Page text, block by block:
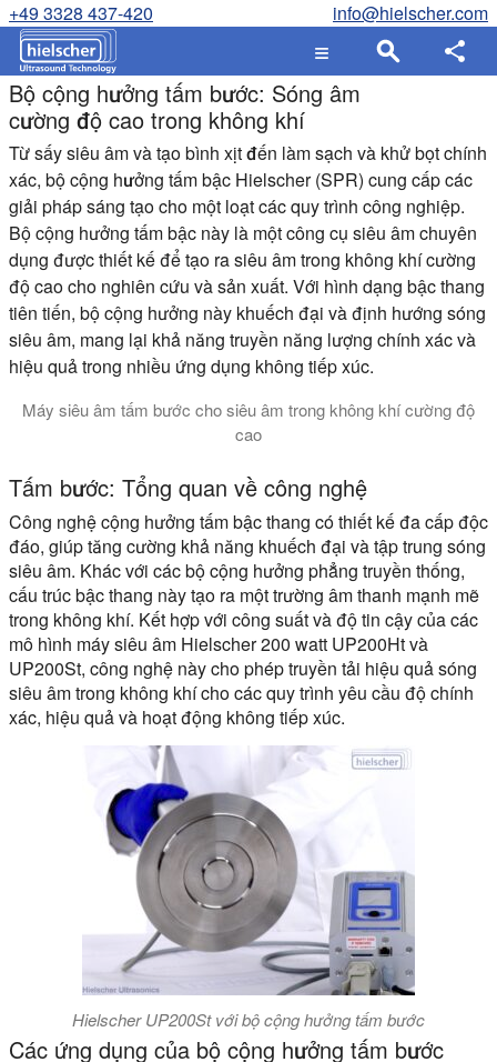
+49 3328 437-420 info@hielscher.com
Bộ cộng hưởng tấm bước: Sóng âm
cường độ cao trong không khí
Từ sấy siêu âm và tạo bình xịt đến làm sạch và khử bọt chính
xác, bộ cộng hưởng tấm bậc Hielscher (SPR) cung cấp các
giải pháp sáng tạo cho một loạt các quy trình công nghiệp.
Bộ cộng hưởng tấm bậc này là một công cụ siêu âm chuyên
dụng được thiết kế để tạo ra siêu âm trong không khí cường
độ cao cho nghiên cứu và sản xuất. Với hình dạng bậc thang
tiên tiến, bộ cộng hưởng này khuếch đại và định hướng sóng
siêu âm, mang lại khả năng truyền năng lượng chính xác và
hiệu quả trong nhiều ứng dụng không tiếp xúc.
Máy siêu âm tấm bước cho siêu âm trong không khí cường độ
cao
Tấm bước: Tổng quan về công nghệ
Công nghệ cộng hưởng tấm bậc thang có thiết kế đa cấp độc
đáo, giúp tăng cường khả năng khuếch đại và tập trung sóng
siêu âm. Khác với các bộ cộng hưởng phẳng truyền thống,
cấu trúc bậc thang này tạo ra một trường âm thanh mạnh mẽ
trong không khí. Kết hợp với công suất và độ tin cậy của các
mô hình máy siêu âm Hielscher 200 watt UP200Ht và
UP200St, công nghệ này cho phép truyền tải hiệu quả sóng
siêu âm trong không khí cho các quy trình yêu cầu độ chính
xác, hiệu quả và hoạt động không tiếp xúc.
Hielscher UP200St với bộ cộng hưởng tấm bước
Các ứng dụng của bộ cộng hưởng tấm bước